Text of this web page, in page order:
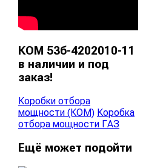
КОМ 53б-4202010-11
в наличии и под
заказ!
Коробки отбора
мощности (КОМ) Коробка
отбора мощности ГАЗ
Ещё может подойти